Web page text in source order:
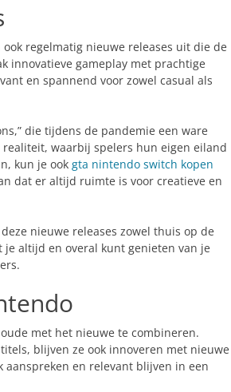
regelmatig nieuwe releases uit die de
innovatieve gameplay met prachtige
en spannend voor zowel casual als
die tijdens de pandemie een ware
waarbij spelers hun eigen eiland
kun je ook gta nintendo switch kopen
dat er altijd ruimte is voor creatieve en
nieuwe releases zowel thuis op de
altijd en overal kunt genieten van je
met het nieuwe te combineren.
blijven ze ook innoveren met nieuwe
aanspreken en relevant blijven in een